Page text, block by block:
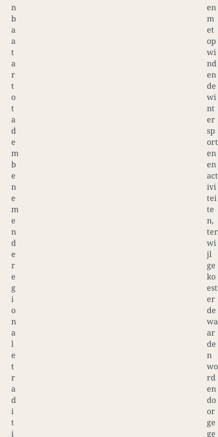
n
b
a
a
t
a
r
t
o
t
a
d
e
m
b
e
n
e
m
e
n
d
e
r
e
g
i
o
n
a
l
e
t
r
a
d
i
t
i
en
m
et
op
wi
nd
en
de
wi
nt
er
sp
ort
en
en
act
ivi
tei
te
n,
ter
wi
jl
ge
ko
est
er
de
wa
ar
de
n
wo
rd
en
do
or
ge
ge